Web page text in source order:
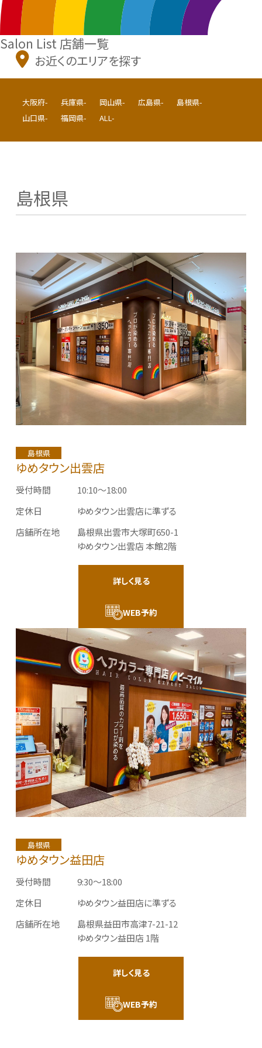
Salon List 店舗一覧
お近くのエリアを探す
大阪府- 兵庫県- 岡山県- 広島県-
島根県-
山口県-
福岡県- ALL-
島根県
島根県
ゆめタウン出雲店
受付時間
10:10〜18:00
定休日
ゆめタウン出雲店に準ずる
店舗所在地
島根県出雲市大塚町650-1
ゆめタウン出雲店 本館2階
詳しく見る
WEB予約
島根県
ゆめタウン益田店
受付時間
9:30～18:00
定休日
ゆめタウン益田店に準ずる
店舗所在地
島根県益田市高津7-21-12
ゆめタウン益田店 1階
詳しく見る
WEB予約